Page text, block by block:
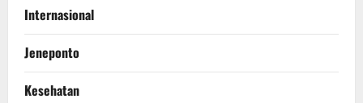
Internasional
Jeneponto
Kesehatan